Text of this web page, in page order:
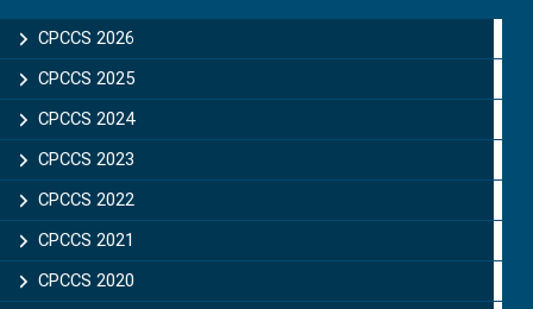
Sidebar
CPCCS 2026
CPCCS 2025
CPCCS 2024
CPCCS 2023
CPCCS 2022
CPCCS 2021
CPCCS 2020